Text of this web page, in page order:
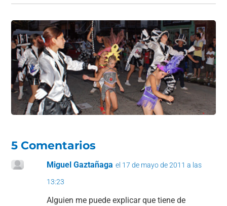
c
e
b
o
o
k
at
s
A
p
p
e
gr
a
m
ai
l
m
p
ar
tir
5 Comentarios
Miguel Gaztañaga el 17 de mayo de 2011 a las
13:23
Alguien me puede explicar que tiene de